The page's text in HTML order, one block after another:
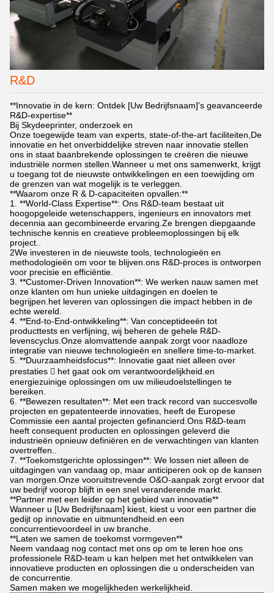
R&D
**Innovatie in de kern: Ontdek [Uw Bedrijfsnaam]'s geavanceerde
R&D-expertise**
Bij Skydeeprinter, onderzoek en
Onze toegewijde team van experts, state-of-the-art faciliteiten,De
innovatie en het onverbiddelijke streven naar innovatie stellen
ons in staat baanbrekende oplossingen te creëren die nieuwe
industriële normen stellen.Wanneer u met ons samenwerkt, krijgt
u toegang tot de nieuwste ontwikkelingen en een toewijding om
de grenzen van wat mogelijk is te verleggen.
**Waarom onze R & D-capaciteiten opvallen:**
1. **World-Class Expertise**: Ons R&D-team bestaat uit
hoogopgeleide wetenschappers, ingenieurs en innovators met
decennia aan gecombineerde ervaring.Ze brengen diepgaande
technische kennis en creatieve probleemoplossingen bij elk
project..
2We investeren in de nieuwste tools, technologieën en
methodologieën om voor te blijven.ons R&D-proces is ontworpen
voor precisie en efficiëntie.
3. **Customer-Driven Innovation**: We werken nauw samen met
onze klanten om hun unieke uitdagingen en doelen te
begrijpen.het leveren van oplossingen die impact hebben in de
echte wereld.
4. **End-to-End-ontwikkeling**: Van conceptideeën tot
producttests en verfijning, wij beheren de gehele R&D-
levenscyclus.Onze alomvattende aanpak zorgt voor naadloze
integratie van nieuwe technologieën en snellere time-to-market.
5. **Duurzaamheidsfocus**: Innovatie gaat niet alleen over
prestaties  het gaat ook om verantwoordelijkheid.en
energiezuinige oplossingen om uw milieudoelstellingen te
bereiken.
6. **Bewezen resultaten**: Met een track record van succesvolle
projecten en gepatenteerde innovaties, heeft de Europese
Commissie een aantal projecten gefinancierd.Ons R&D-team
heeft consequent producten en oplossingen geleverd die
industrieën opnieuw definiëren en de verwachtingen van klanten
overtreffen..
7. **Toekomstgerichte oplossingen**: We lossen niet alleen de
uitdagingen van vandaag op, maar anticiperen ook op de kansen
van morgen.Onze vooruitstrevende O&O-aanpak zorgt ervoor dat
uw bedrijf voorop blijft in een snel veranderende markt.
**Partner met een leider op het gebied van innovatie**
Wanneer u [Uw Bedrijfsnaam] kiest, kiest u voor een partner die
gedijt op innovatie en uitmuntendheid.en een
concurrentievoordeel in uw branche.
**Laten we samen de toekomst vormgeven**
Neem vandaag nog contact met ons op om te leren hoe ons
professionele R&D-team u kan helpen met het ontwikkelen van
innovatieve producten en oplossingen die u onderscheiden van
de concurrentie.
Samen maken we mogelijkheden werkelijkheid.